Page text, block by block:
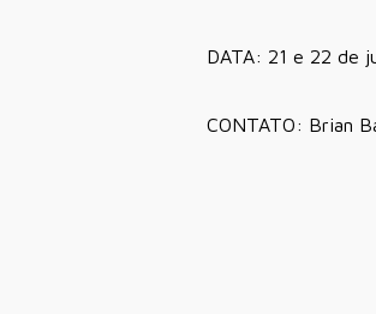
DATA: 21 e 22 de
CONTATO: Brian